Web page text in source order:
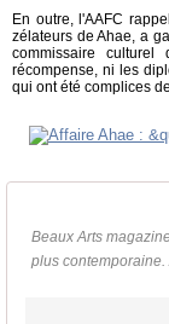
En outre, l'AAFC
zélateurs de Ahae, a
commissaire
récompense, ni les
qui ont été complices
Beaux Arts
plus